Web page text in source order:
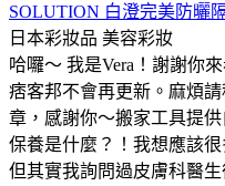
SOLUTION 白澄完美防曬
日本彩妝品 美容彩妝
哈囉～ 我是Vera！謝謝你
痞客邦不會再更新。麻煩請
章，感謝你～搬家工具提供
保養是什麼？！我想應該
但其實我詢問過皮膚科醫